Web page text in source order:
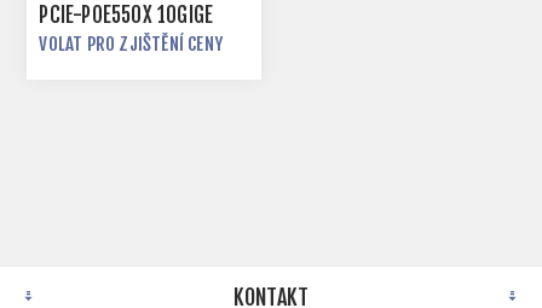
PCIE-POE550X 10GIGE
VOLAT PRO ZJIŠTĚNÍ CENY
KONTAKT